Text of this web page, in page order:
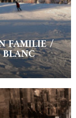
FAMILIE /